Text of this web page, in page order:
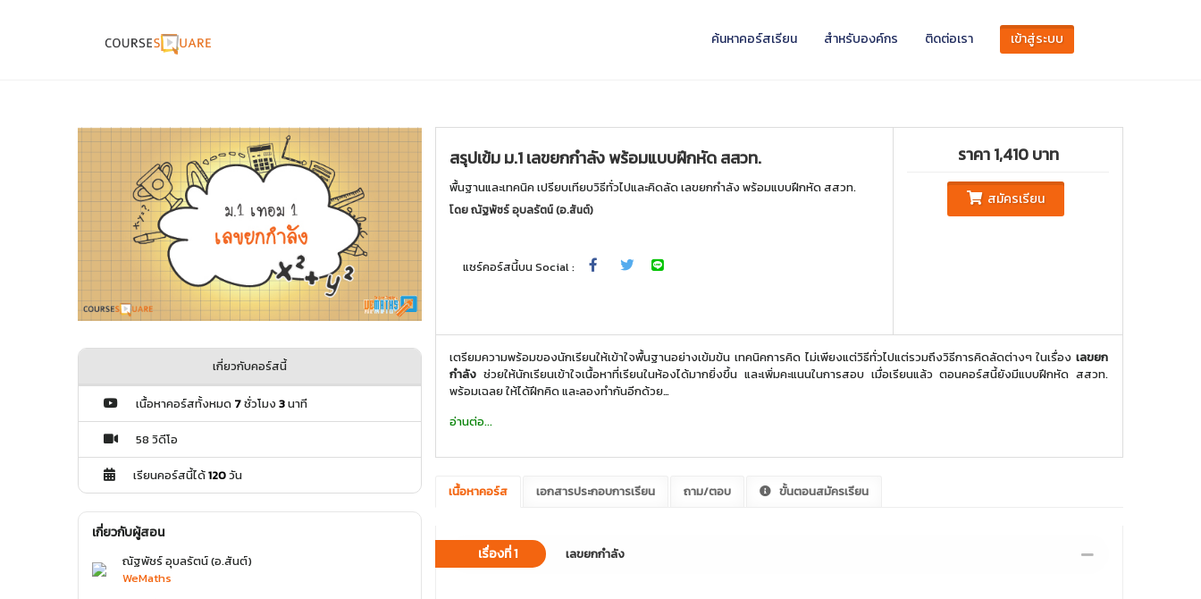
ค้นหาคอร์สเรียน สำหรับองค์กร ติดต่อเรา เข้าสู่ระบบ
สรุปเข้ม ม.1 เลขยกกำลัง พร้อมแบบฝึกหัด สสวท.
พื้นฐานและเทคนิค เปรียบเทียบวิธีทั่วไปและคิดลัด เลขยกกำลัง พร้อมแบบฝึกหัด สสวท.
โดยณัฐพัชร์ อุบลรัตน์ (อ.สันต์)
แชร์คอร์สนี้บน Social :
ราคา 1,410 บาท
สมัครเรียน
เตรียมความพร้อมของนักเรียนให้เข้าใจพื้นฐานอย่างเข้มข้น เทคนิคการคิด ไม่เพียงแต่วิธีทั่วไปแต่รวมถึงวิธีการคิดลัดต่างๆ ในเรื่องเลขยก
กำลัง ช่วยให้นักเรียนเข้าใจเนื้อหาที่เรียนในห้องได้มากยิ่งขึ้น และเพิ่มคะแนนในการสอบ เมื่อเรียนแล้ว ตอนคอร์สนี้ยังมีแบบฝึกหัด สสวท.
พร้อมเฉลย ให้ได้ฝึกคิด และลองทำกันอีกด้วย
คอร์สนี้เหมาะสำหรับ
นักเรียนชั้น ม.ต้น ที่ต้องการเข้าใจเนื้อหาคณิตศาสตร์ให้ดียิ่งขึ้น และเพิ่มคะแนนในชั้นเรียน
อ่านต่อ...
เนื้อหาคอร์ส เอกสารประกอบการเรียน ถาม/ตอบ ขั้นตอนสมัครเรียน
เรื่องที่ 1 เลขยกกำลัง
เกี่ยวกับคอร์สนี้
เนื้อหาคอร์สทั้งหมด 7ชั่วโมง 3นาที
58 วิดีโอ
เรียนคอร์สนี้ได้120วัน
เกี่ยวกับผู้สอน
ณัฐพัชร์ อุบลรัตน์ (อ.สันต์)
WeMaths